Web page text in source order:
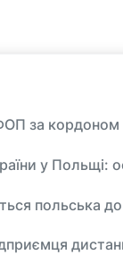
за кордоном
у Польщі:
польська